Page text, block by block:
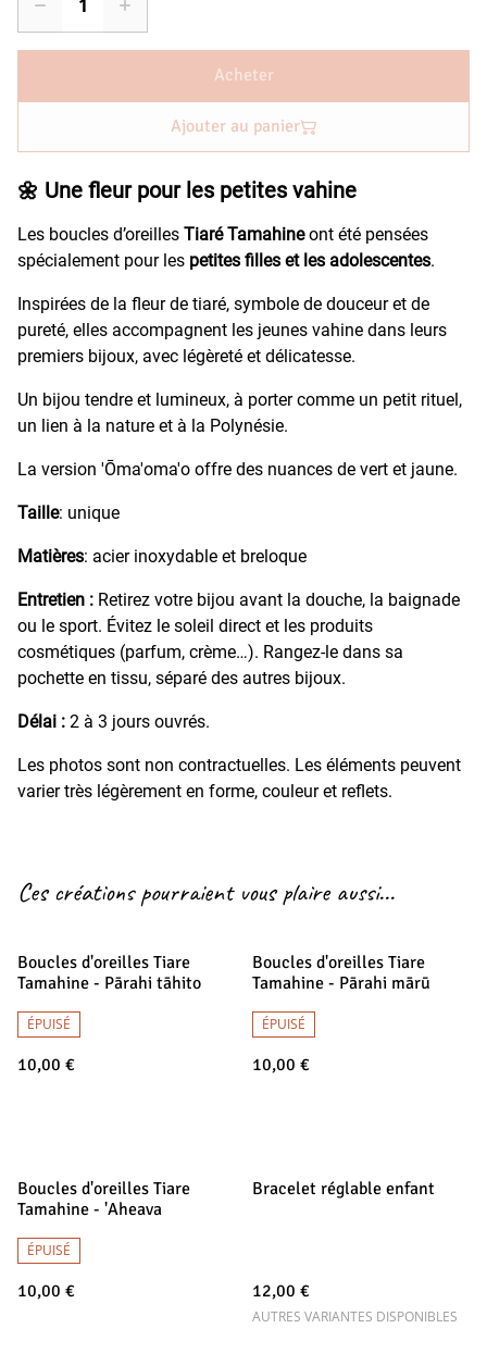
Acheter
Ajouter au panier
🌼 Une fleur pour les petites vahine
Les boucles d’oreilles Tiaré Tamahineont été pensées
spécialement pour les petites filles et les adolescentes.
Inspirées de la fleur de tiaré, symbole de douceur et de
pureté, elles accompagnent les jeunes vahine dans leurs
premiers bijoux, avec légèreté et délicatesse.
Un bijou tendre et lumineux, à porter comme un petit rituel,
un lien à la nature et à la Polynésie.
La version 'Ōma'oma'o offre des nuances de vert et jaune.
Taille: unique
Matières: acier inoxydable et breloque
Entretien : Retirez votre bijou avant la douche, la baignade
ou le sport. Évitez le soleil direct et les produits
cosmétiques (parfum, crème…). Rangez-le dans sa
pochette en tissu, séparé des autres bijoux.
Délai : 2 à 3 jours ouvrés.
Les photos sont non contractuelles. Les éléments peuvent
varier très légèrement en forme, couleur et reflets.
Ces créations pourraient vous plaire aussi...
Boucles d'oreilles Tiare
Tamahine - Pārahi tāhito
ÉPUISÉ
10,00 €
Boucles d'oreilles Tiare
Tamahine - Pārahi mārū
ÉPUISÉ
10,00 €
Boucles d'oreilles Tiare
Tamahine - 'Aheava
ÉPUISÉ
10,00 €
Bracelet réglable enfant
12,00 €
AUTRES VARIANTES DISPONIBLES